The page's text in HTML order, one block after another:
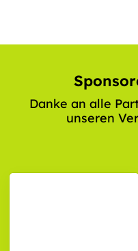
Danke an alle
unseren